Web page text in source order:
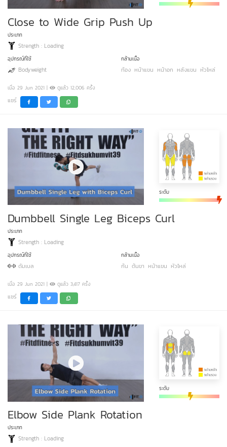
Close to Wide Grip Push Up
ประเภท
Strength : Loading
อุปกรณ์ที่ใช้
Bodyweight
กล้ามเนื้อ
ท้อง หน้าแขน หน้าอก หลังแขน หัวไหล่
เมื่อ 29 Jun 2021 | ดูแล้ว 12,006 ครั้ง
แชร์
ระดับ
Dumbbell Single Leg Biceps Curl
ประเภท
Strength : Loading
อุปกรณ์ที่ใช้
ดัมเบล
กล้ามเนื้อ
ก้น ต้นขา หน้าแขน หัวไหล่
เมื่อ 29 Jun 2021 | ดูแล้ว 3,417 ครั้ง
แชร์
ระดับ
Elbow Side Plank Rotation
ประเภท
Strength : Loading